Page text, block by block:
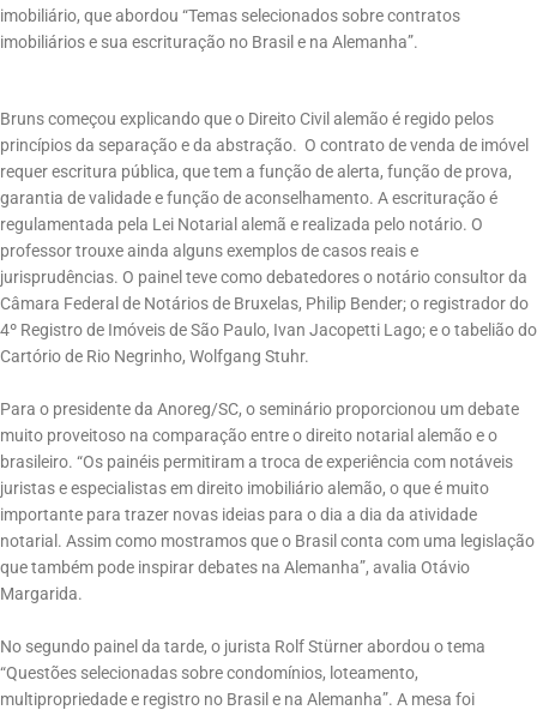
imobiliário, que abordou “Temas selecionados sobre contratos
imobiliários e sua escrituração no Brasil e na Alemanha”.
Bruns começou explicando que o Direito Civil alemão é regido pelos
princípios da separação e da abstração. O contrato de venda de imóvel
requer escritura pública, que tem a função de alerta, função de prova,
garantia de validade e função de aconselhamento. A escrituração é
regulamentada pela Lei Notarial alemã e realizada pelo notário. O
professor trouxe ainda alguns exemplos de casos reais e
jurisprudências. O painel teve como debatedores o notário consultor da
Câmara Federal de Notários de Bruxelas, Philip Bender; o registrador do
4º Registro de Imóveis de São Paulo, Ivan Jacopetti Lago; e o tabelião do
Cartório de Rio Negrinho, Wolfgang Stuhr.
Para o presidente da Anoreg/SC, o seminário proporcionou um debate
muito proveitoso na comparação entre o direito notarial alemão e o
brasileiro. “Os painéis permitiram a troca de experiência com notáveis
juristas e especialistas em direito imobiliário alemão, o que é muito
importante para trazer novas ideias para o dia a dia da atividade
notarial. Assim como mostramos que o Brasil conta com uma legislação
que também pode inspirar debates na Alemanha”, avalia Otávio
Margarida.
No segundo painel da tarde, o jurista Rolf Stürner abordou o tema
“Questões selecionadas sobre condomínios, loteamento,
multipropriedade e registro no Brasil e na Alemanha”. A mesa foi